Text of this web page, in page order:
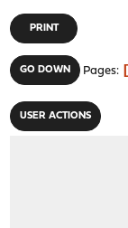
PRINT
GO DOWN Pages
USER ACTIONS